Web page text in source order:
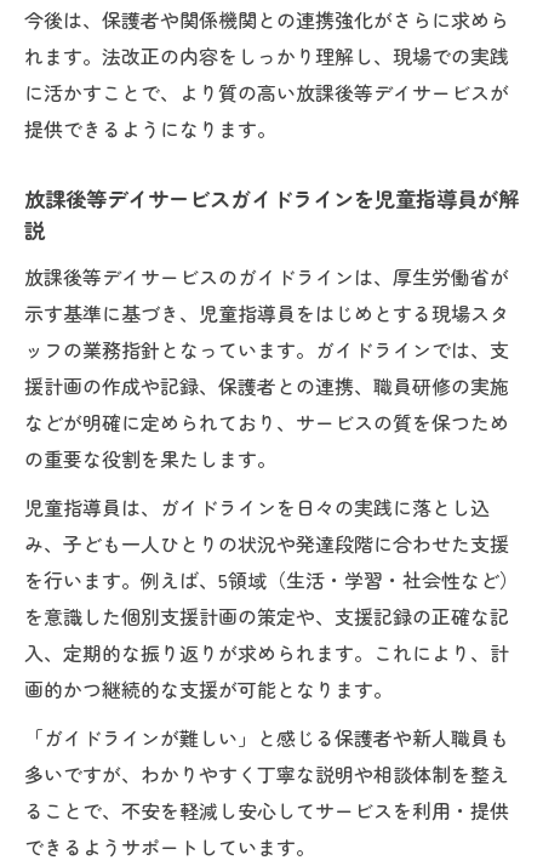
今後は、保護者や関係機関との連携強化がさらに求めら
れます。法改正の内容をしっかり理解し、現場での実践
に活かすことで、より質の高い放課後等デイサービスが
提供できるようになります。
放課後等デイサービスガイドラインを児童指導員が解
説
放課後等デイサービスのガイドラインは、厚生労働省が
示す基準に基づき、児童指導員をはじめとする現場スタ
ッフの業務指針となっています。ガイドラインでは、支
援計画の作成や記録、保護者との連携、職員研修の実施
などが明確に定められており、サービスの質を保つため
の重要な役割を果たします。
児童指導員は、ガイドラインを日々の実践に落とし込
み、子ども一人ひとりの状況や発達段階に合わせた支援
を行います。例えば、5領域（生活・学習・社会性など）
を意識した個別支援計画の策定や、支援記録の正確な記
入、定期的な振り返りが求められます。これにより、計
画的かつ継続的な支援が可能となります。
「ガイドラインが難しい」と感じる保護者や新人職員も
多いですが、わかりやすく丁寧な説明や相談体制を整え
ることで、不安を軽減し安心してサービスを利用・提供
できるようサポートしています。